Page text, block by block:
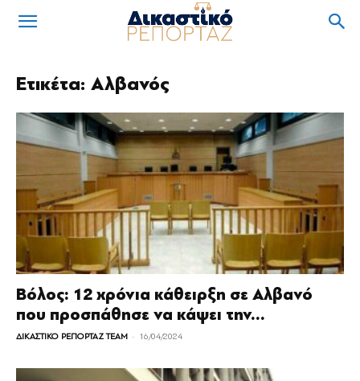
Ετικέτα: Αλβανός
Βόλος: 12 χρόνια κάθειρξη σε Αλβανό
που προσπάθησε να κάψει την...
ΔΙΚΑΣΤΙΚΟ ΡΕΠΟΡΤΑΖ TEAM - 16/04/2024